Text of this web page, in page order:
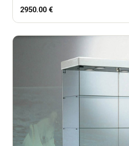
2950.00 €